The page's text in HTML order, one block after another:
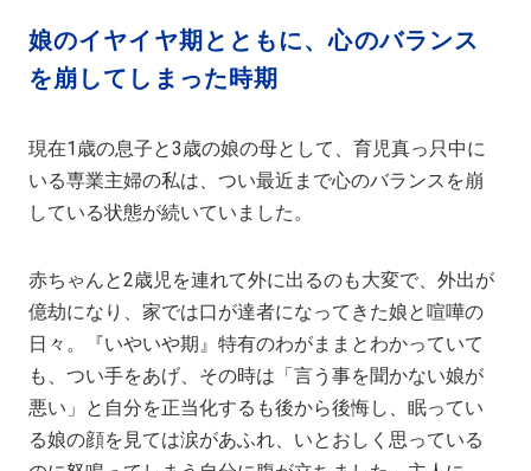
娘のイヤイヤ期とともに、心のバランス
を崩してしまった時期
現在1歳の息子と3歳の娘の母として、育児真っ只中に
いる専業主婦の私は、つい最近まで心のバランスを崩
している状態が続いていました。
赤ちゃんと2歳児を連れて外に出るのも大変で、外出が
億劫になり、家では口が達者になってきた娘と喧嘩の
日々。『いやいや期』特有のわがままとわかっていて
も、つい手をあげ、その時は「言う事を聞かない娘が
悪い」と自分を正当化するも後から後悔し、眠ってい
る娘の顔を見ては涙があふれ、いとおしく思っている